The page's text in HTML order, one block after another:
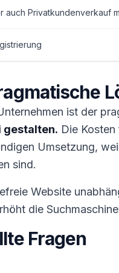
auch Privatkundenverkauf
ist der
gestalten. Die
Umsetzung,
sind.
Website
die
Fragen